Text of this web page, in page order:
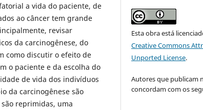
a vida do paciente, de
ao câncer tem grande
revisar
da carcinogênese, do
como discutir o efeito de
o paciente e da escolha do
de vida dos indivíduos
da carcinogênese são
reprimidas, uma
Esta obra está
Creative Commons
Unported License.
Autores que publicam
concordam com os